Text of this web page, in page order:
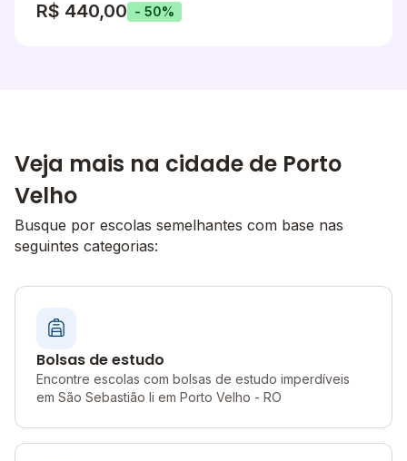
R$ 440,00 - 50%
Veja mais na cidade de Porto
Velho
Busque por escolas semelhantes com base nas
seguintes categorias:
Bolsas de estudo
Encontre escolas com bolsas de estudo imperdíveis
em São Sebastião Ii em Porto Velho - RO